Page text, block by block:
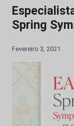
Spring
Fevereiro 3, 2021